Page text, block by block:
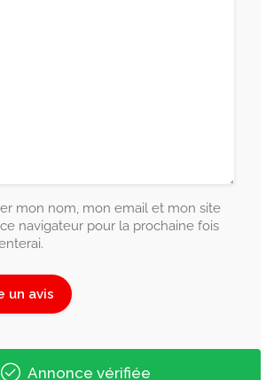
mon nom, mon email et mon site
navigateur pour la prochaine fois
Annonce vérifiée